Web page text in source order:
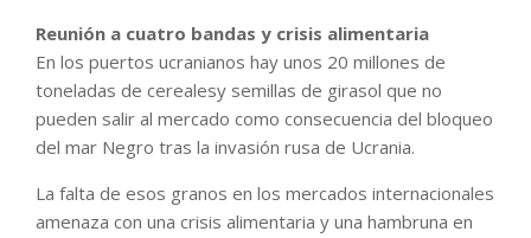
Reunión a cuatro bandas y crisis alimentaria
En los puertos ucranianos hay unos 20 millones de
toneladas de cerealesy semillas de girasol que no
pueden salir al mercado como consecuencia del bloqueo
del mar Negro tras la invasión rusa de Ucrania.
La falta de esos granos en los mercados internacionales
amenaza con una crisis alimentaria y una hambruna en